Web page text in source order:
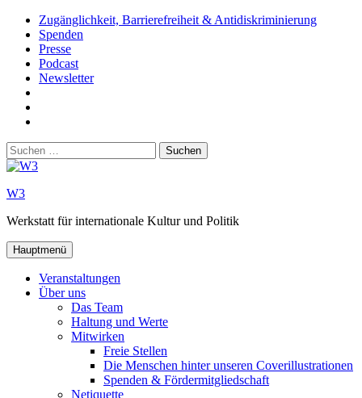
Zum
Inhalt
springen
Zugänglichkeit, Barrierefreiheit & Antidiskriminierung
Spenden
Presse
Podcast
Newsletter
Youtube
Suchen
nach:
W3
Werkstatt für internationale Kultur und Politik
Hauptmenü
Veranstaltungen
Über uns
Das Team
Haltung und Werte
Mitwirken
Freie Stellen
Die Menschen hinter unseren Coverillustrationen
Spenden & Fördermitgliedschaft
Netiquette